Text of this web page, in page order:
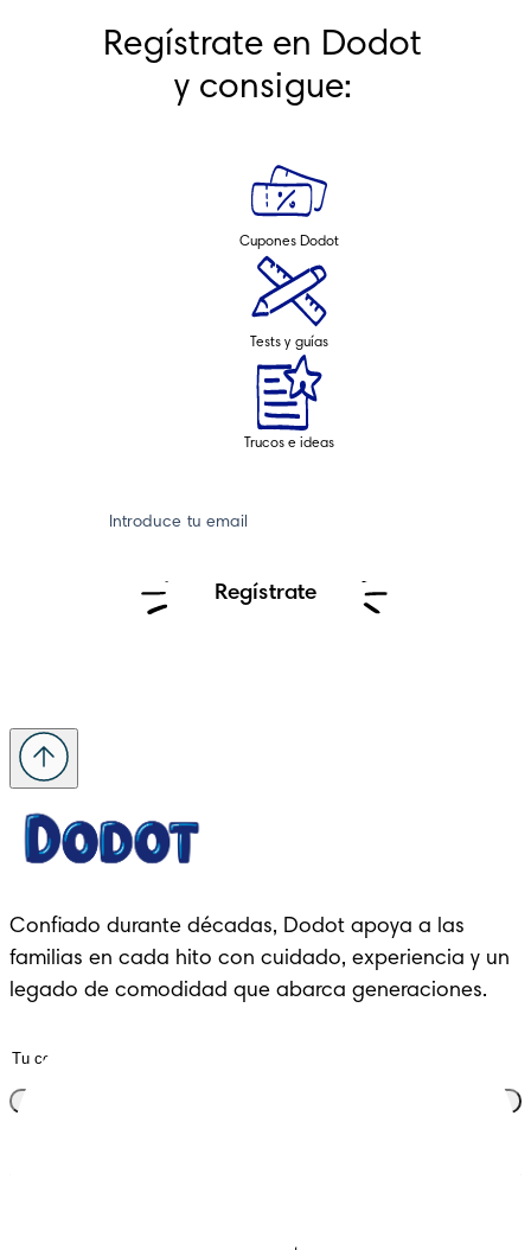
Regístrate en Dodot
y consigue:
Cupones Dodot
Tests y guías
Trucos e ideas
Introduce tu email
Regístrate
Confiado durante décadas, Dodot apoya a las
familias en cada hito con cuidado, experiencia y un
legado de comodidad que abarca generaciones.